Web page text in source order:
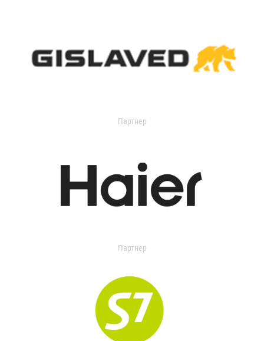
Партнер
Партнер